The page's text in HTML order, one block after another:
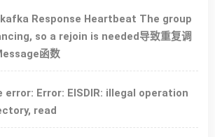
kafka Response Heartbeat The group
so a rejoin is needed导致重复调
函数
error: Error: EISDIR: illegal operation
read